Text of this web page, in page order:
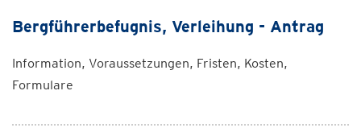
Bergführerbefugnis, Verleihung - Antrag
Information, Voraussetzungen, Fristen, Kosten,
Formulare